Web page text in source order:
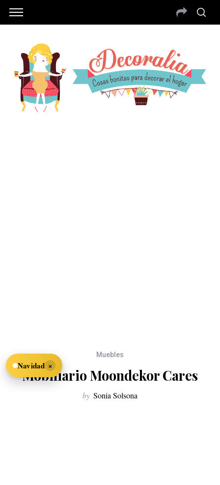
Muebles
Mobiliario Moondekor Cares
by Sonia Solsona
Navidad ×